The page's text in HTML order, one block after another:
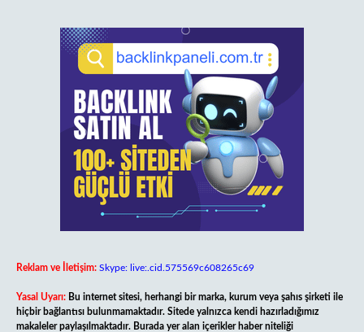
Reklam ve İletişim: Skype: live:.cid.575569c608265c69
Yasal Uyarı: Bu internet sitesi, herhangi bir marka, kurum veya şahıs şirketi ile
hiçbir bağlantısı bulunmamaktadır. Sitede yalnızca kendi hazırladığımız
makaleler paylaşılmaktadır. Burada yer alan içerikler haber niteliği